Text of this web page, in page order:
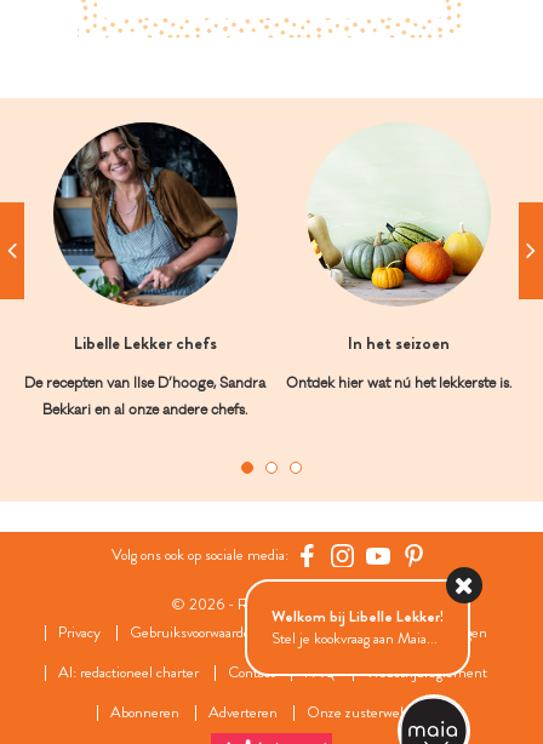
Libelle Lekker chefs
De recepten van Ilse D’hooge, Sandra
Bekkari en al onze andere chefs.
In het seizoen
Ontdek hier wat nú het lekkerste is.
Volg ons ook op sociale media:
© 2026 - Roularta Media Group
Privacy
Gebruiksvoorwaarden Cookies
Cookies instellingen
AI: redactioneel charter
Contact FAQ
Wedstrijdreglement
Abonneren
Adverteren Onze zusterwebsites
Welkom bij Libelle Lekker!
Stel je kookvraag aan Maia...